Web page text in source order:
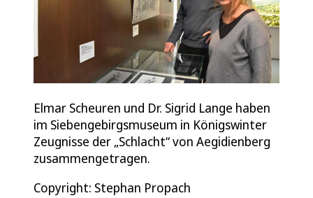
Elmar Scheuren und Dr. Sigrid Lange haben
im Siebengebirgsmuseum in Königswinter
Zeugnisse der „Schlacht“ von Aegidienberg
zusammengetragen.
Copyright: Stephan Propach